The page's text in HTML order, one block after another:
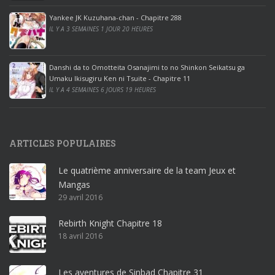
o
ff
i
c
e
2
0
1
r
o
ff
i
c
e
3
Yankee JK Kuzuhana-chan - Chapitre 288
IL Y A 3 SEMAINES 1 JOUR 20 HEURES
Danshi da to Omotteita Osanajimi to no Shinkon Seikatsu ga
Umaku Ikisugiru Ken ni Tsuite - Chapitre 11
IL Y A 4 SEMAINES 6 JOURS 19 HEURES
ARTICLES POPULAIRES
Le quatrième anniversaire de la team Jeux et
Mangas
29 avril 2016
Rebirth Knight Chapitre 18
18 avril 2016
Les aventures de Sinbad Chapitre 31